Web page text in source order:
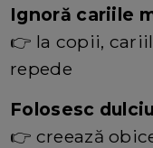
Ignoră cariile
👉 la copii,
repede
Folosesc
👉 creează